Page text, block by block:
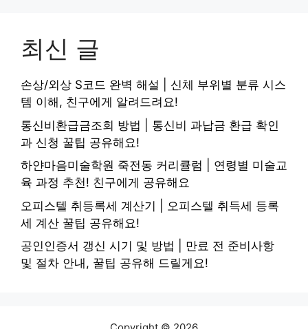
최신 글
손상/외상 S코드 완벽 해설 | 신체 부위별 분류 시스
템 이해, 친구에게 알려드려요!
통신비환급금조회 방법 | 통신비 과납금 환급 확인
과 신청 꿀팁 공유해요!
하얀마음미술학원 죽전동 커리큘럼 | 연령별 미술교
육 과정 추천! 친구에게 공유해요
오피스텔 취등록세 계산기 | 오피스텔 취득세 등록
세 계산 꿀팁 공유해요!
공인인증서 갱신 시기 및 방법 | 만료 전 준비사항
및 절차 안내, 꿀팁 공유해 드릴게요!